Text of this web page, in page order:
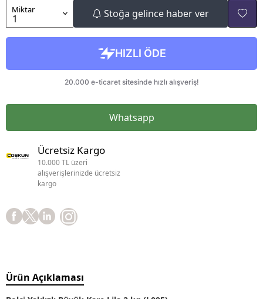
Miktar Stoğa gelince haber ver
Whatsapp
Ücretsiz Kargo
10.000 TL üzeri
alışverişlerinizde ücretsiz
kargo
Ürün Açıklaması